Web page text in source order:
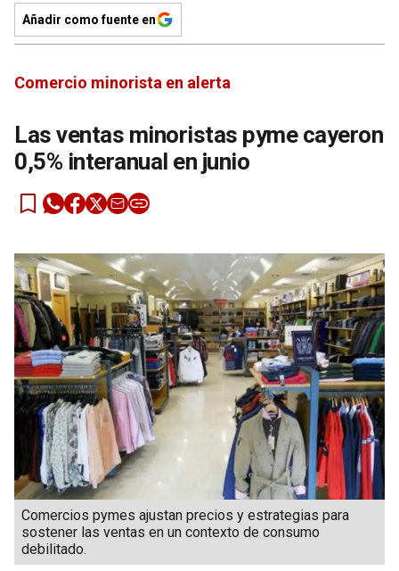
Añadir como fuente en
Comercio minorista en alerta
Las ventas minoristas pyme cayeron
0,5% interanual en junio
Comercios pymes ajustan precios y estrategias para
sostener las ventas en un contexto de consumo
debilitado.